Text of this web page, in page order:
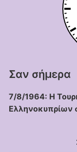
Σαν σήμερα
7/8/1964: Η
Ελληνοκυπρίων